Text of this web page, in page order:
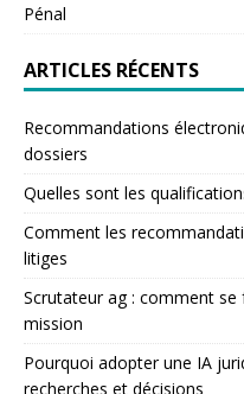
Pénal
ARTICLES RÉCENTS
Recommandations
dossiers
Quelles sont les
Comment les
litiges
Scrutateur ag : comment
mission
Pourquoi adopter une IA
recherches et décisions